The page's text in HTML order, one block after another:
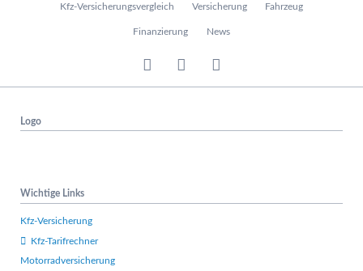
r
s
r
i
Kfz-Versicherungsvergleich Versicherung Fahrzeug
Finanzierung News
Logo
Wichtige Links
Kfz-Versicherung
Kfz-Tarifrechner
Motorradversicherung